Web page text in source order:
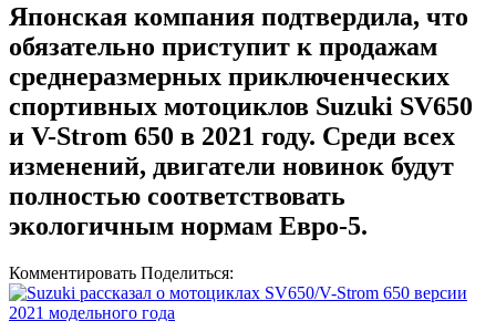
Японская компания подтвердила, что
обязательно приступит к продажам
среднеразмерных приключенческих
спортивных мотоциклов Suzuki SV650
и V-Strom 650 в 2021 году. Среди всех
изменений, двигатели новинок будут
полностью соответствовать
экологичным нормам Евро-5.
Комментировать Поделиться: